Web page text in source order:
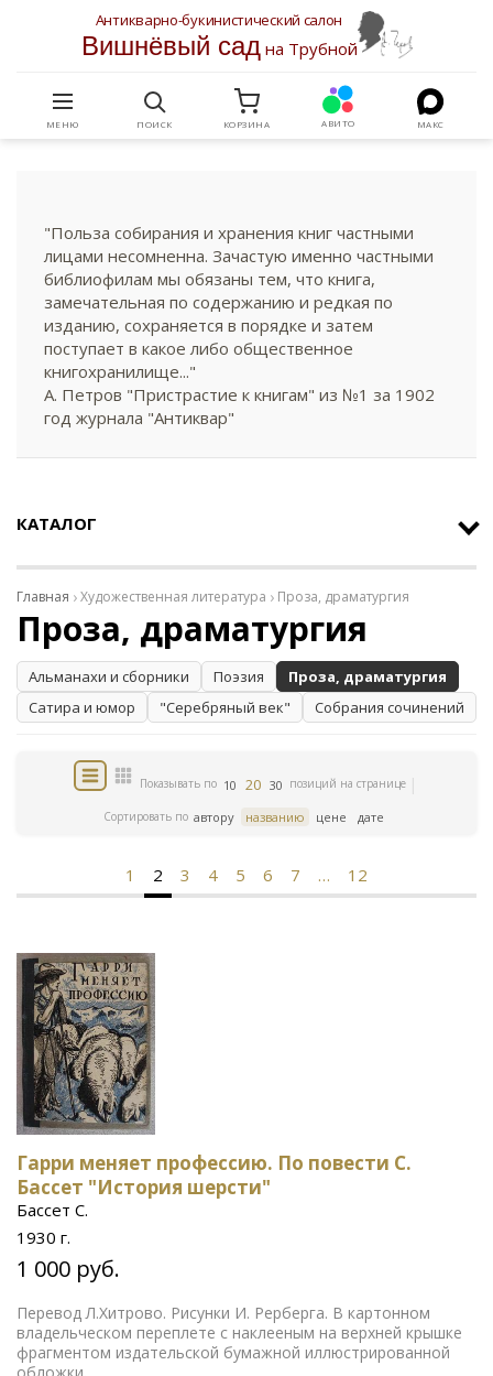
Антикварно-букинистический салон
Вишнёвый садна Трубной
МЕНЮ ПОИСК КОРЗИНА АВИТО МАКС
"Польза собирания и хранения книг частными
лицами несомненна. Зачастую именно частными
библиофилам мы обязаны тем, что книга,
замечательная по содержанию и редкая по
изданию, сохраняется в порядке и затем
поступает в какое либо общественное
книгохранилище..."
А. Петров "Пристрастие к книгам" из №1 за 1902
год журнала "Антиквар"
КАТАЛОГ
Главная Художественная литература Проза, драматургия
Проза, драматургия
Альманахи и сборники Поэзия
Проза, драматургия
Сатира и юмор
"Серебряный век" Собрания сочинений
Показывать по 10 20 30 позиций на странице
Сортировать по автору названию цене дате
1 2 3 4 5 6 7 … 12
Гарри меняет профессию. По повести С.
Бассет "История шерсти"
Бассет С.
1930 г.
1 000 руб.
Перевод Л.Хитрово. Рисунки И. Рерберга. В картонном
владельческом переплете с наклееным на верхней крышке
фрагментом издательской бумажной иллюстрированной
обложки.